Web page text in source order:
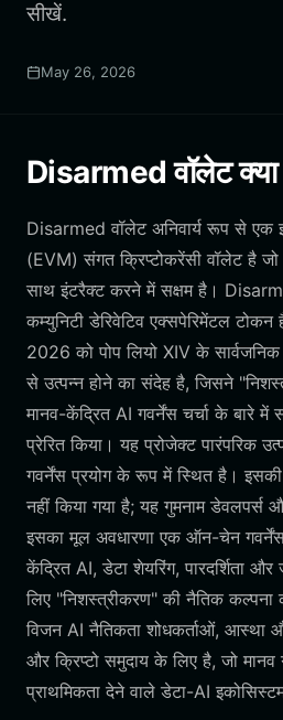
सीखें.
May 26, 2026
Disarmed वॉलेट क्या
Disarmed वॉलेट अनिवार्य रूप से एक
(EVM) संगत क्रिप्टोकरेंसी वॉलेट है
साथ इंटरैक्ट करने में सक्षम है।
कम्युनिटी डेरिवेटिव एक्सपेरिमेंटल
2026 को पोप लियो XIV के
से उत्पन्न होने का संदेह है, जिसने
मानव-केंद्रित AI गवर्नेंस चर्चा के बारे में
प्रेरित किया। यह प्रोजेक्ट पारंपरिक
गवर्नेंस प्रयोग के रूप में स्थित है।
नहीं किया गया है; यह गुमनाम डेवलपर्स
इसका मूल अवधारणा एक ऑन-चेन
केंद्रित AI, डेटा शेयरिंग, पारदर्शिता
लिए "निशस्त्रीकरण" की नैतिक कल्पना
विजन AI नैतिकता शोधकर्ताओं, आस्था
और क्रिप्टो समुदाय के लिए है, जो
प्राथमिकता देने वाले डेटा-AI